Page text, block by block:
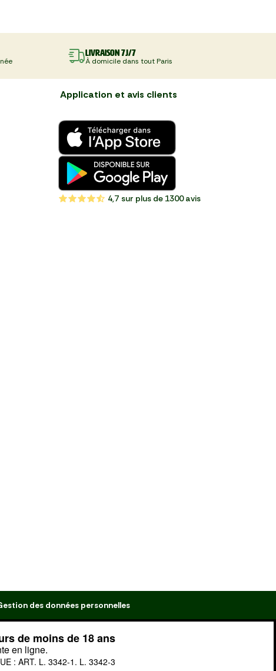
Livraison 7J/7
À domicile dans tout Paris
Application et avis clients
4,7 sur plus de 1300 avis
des données personnelles
de moins de 18 ans
en ligne.
: ART. L. 3342-1. L. 3342-3